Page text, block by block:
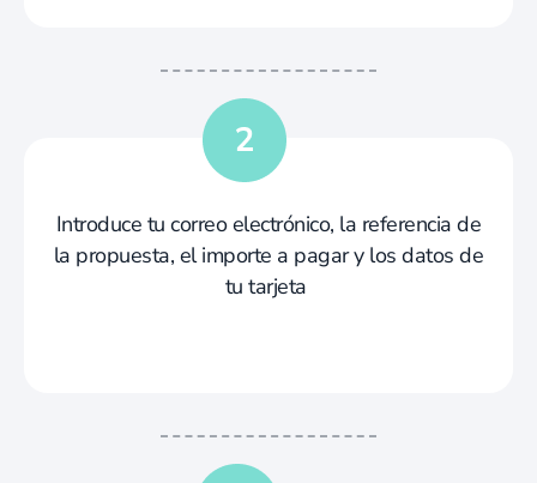
Introduce tu correo electrónico, la referencia de
la propuesta, el importe a pagar y los datos de
tu tarjeta